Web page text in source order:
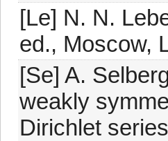
[Le] N. N.
ed., Moscow,
[Se] A.
weakly
Dirichlet